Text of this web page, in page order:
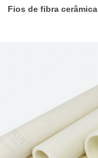
Fios de fibra cerâmica